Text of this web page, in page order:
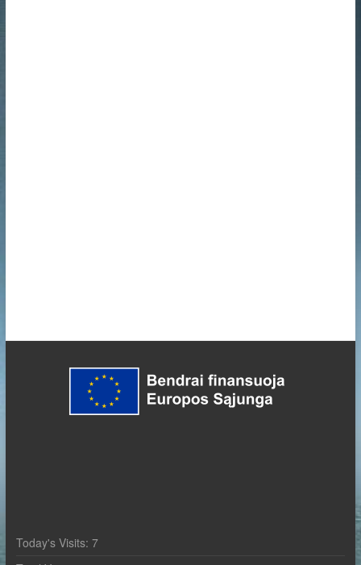
Today's Visits: 7